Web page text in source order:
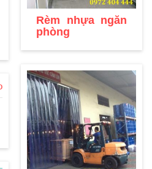
Rèm nhựa ngăn
phòng